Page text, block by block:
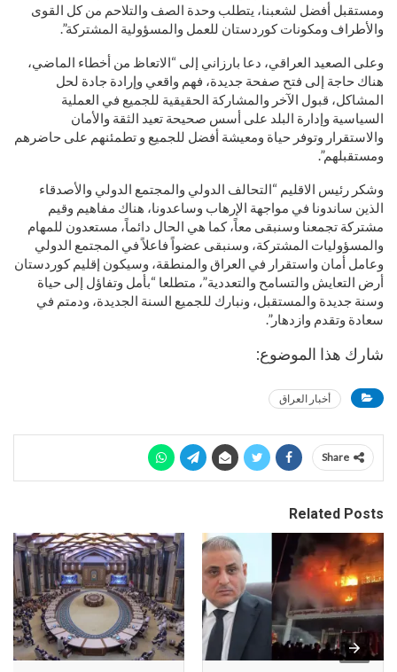
ومستقبل أفضل لشعبنا، يتطلب وحدة الصف والتلاحم من كل القوى
والأطراف ومكونات كوردستان للعمل والمسؤولية المشتركة”.
وعلى الصعيد العراقي، دعا بارزاني إلى “الاتعاظ من أخطاء الماضي،
هناك حاجة إلى فتح صفحة جديدة، فهم واقعي وإرادة جادة لحل
المشاكل، قبول الآخر والمشاركة الحقيقية للجمیع في العملية
السياسية وإدارة البلد على أسس صحيحة تعيد الثقة والأمان
والاستقرار وتوفر حياة ومعيشة أفضل للجميع و تطمئنهم على حاضرهم
ومستقبلهم”.
وشكر رئيس الاقليم “التحالف الدولي والمجتمع الدولي والأصدقاء
الذين ساندونا في مواجهة الإرهاب وساعدونا، هناك مفاهيم وقيم
مشتركة تجمعنا وسنبقى معاً، كما هي الحال دائماً، مستعدون للمهام
والمسؤوليات المشتركة، وسنبقى عضواً فاعلاً في المجتمع الدولي
وعامل أمان واستقرار في العراق والمنطقة، وسيكون إقليم كوردستان
أرض التعايش والتسامح والتعددية”، متطلعا “بأمل وتفاؤل إلى حياة
وسنة جديدة والمستقبل، ونبارك للجميع السنة الجديدة، ودمتم في
سعادة وتقدم وازدهار”.
شارك هذا الموضوع:
أخبار العراق
Share
Related Posts